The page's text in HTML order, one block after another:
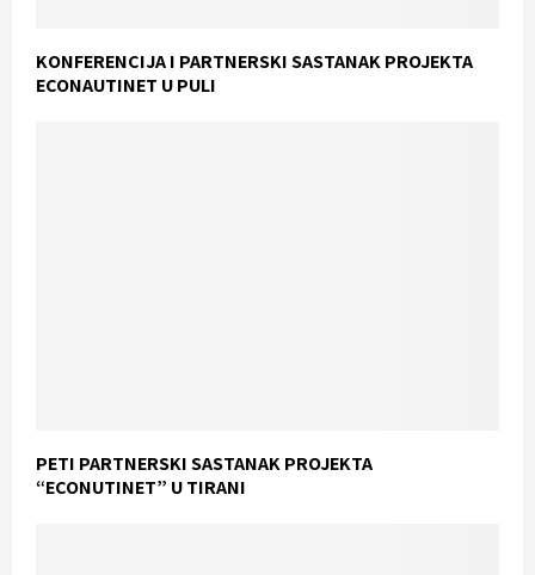
KONFERENCIJA I PARTNERSKI SASTANAK PROJEKTA
ECONAUTINET U PULI
PETI PARTNERSKI SASTANAK PROJEKTA
“ECONUTINET” U TIRANI